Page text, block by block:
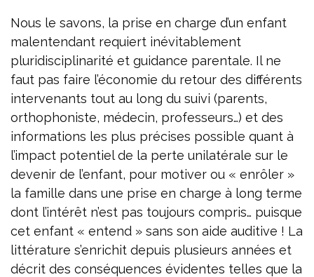
Nous le savons, la prise en charge d’un enfant
malentendant requiert inévitablement
pluridisciplinarité et guidance parentale. Il ne
faut pas faire l’économie du retour des différents
intervenants tout au long du suivi (parents,
orthophoniste, médecin, professeurs…) et des
informations les plus précises possible quant à
l’impact potentiel de la perte unilatérale sur le
devenir de l’enfant, pour motiver ou « enrôler »
la famille dans une prise en charge à long terme
dont l’intérêt n’est pas toujours compris… puisque
cet enfant « entend » sans son aide auditive ! La
littérature s’enrichit depuis plusieurs années et
décrit des conséquences évidentes telles que la